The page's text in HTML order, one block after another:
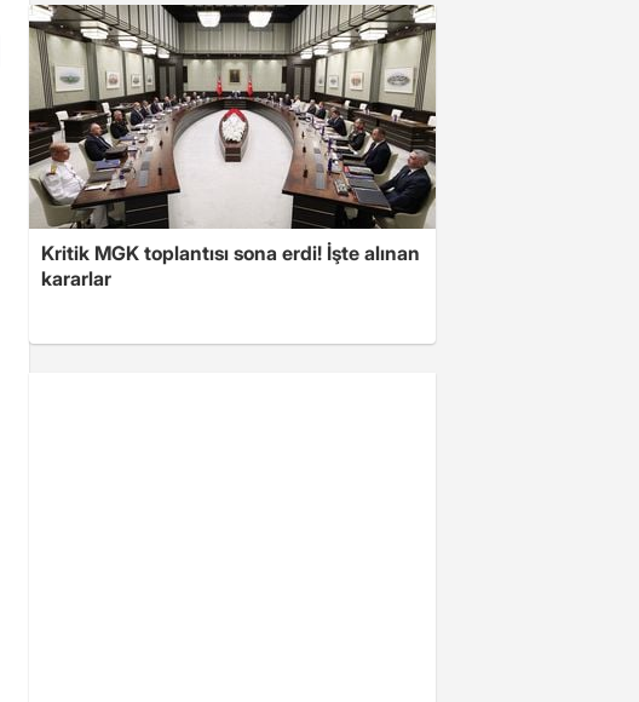
Kritik MGK toplantısı sona erdi! İşte alınan
kararlar